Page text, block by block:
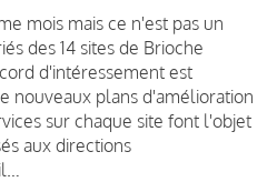
mois mais ce n'est pas un
des 14 sites de Brioche
d'intéressement est
nouveaux plans d'amélioration
sur chaque site font l'objet
aux directions